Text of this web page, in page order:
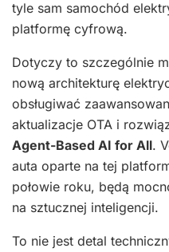
tyle sam samochód
platformę cyfrową.
Dotyczy to szczególnie
nową architekturę
obsługiwać
aktualizacje OTA i
Agent-Based AI for All.
auta oparte na tej
połowie roku, będą
na sztucznej inteligencji.
To nie jest detal